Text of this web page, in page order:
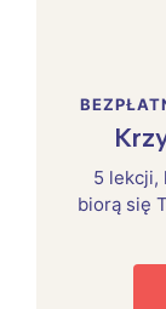
5 lekcji,
biorą się